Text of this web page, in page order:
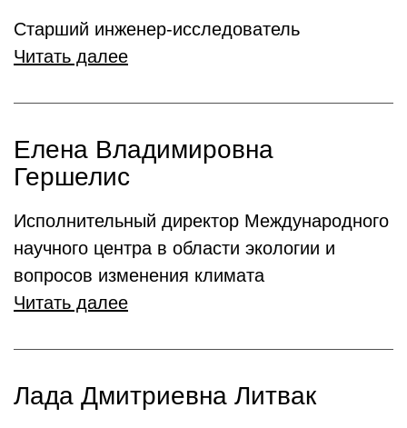
Старший инженер-исследователь
Читать далее
Елена Владимировна
Гершелис
Исполнительный директор Международного
научного центра в области экологии и
вопросов изменения климата
Читать далее
Лада Дмитриевна Литвак